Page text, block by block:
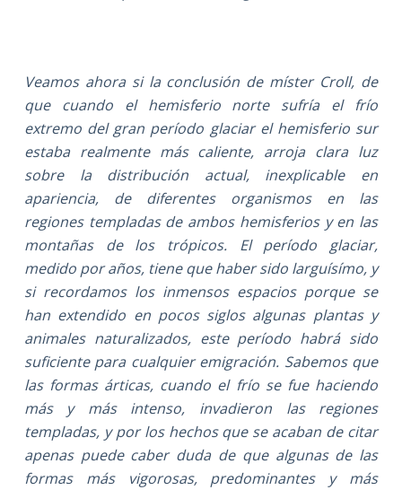
Veamos ahora si la conclusión de míster Croll, de
que cuando el hemisferio norte sufría el frío
extremo del gran período glaciar el hemisferio sur
estaba realmente más caliente, arroja clara luz
sobre la distribución actual, inexplicable en
apariencia, de diferentes organismos en las
regiones templadas de ambos hemisferios y en las
montañas de los trópicos. El período glaciar,
medido por años, tiene que haber sido larguísímo, y
si recordamos los inmensos espacios porque se
han extendido en pocos siglos algunas plantas y
animales naturalizados, este período habrá sido
suficiente para cualquier emigración. Sabemos que
las formas árticas, cuando el frío se fue haciendo
más y más intenso, invadieron las regiones
templadas, y por los hechos que se acaban de citar
apenas puede caber duda de que algunas de las
formas más vigorosas, predominantes y más